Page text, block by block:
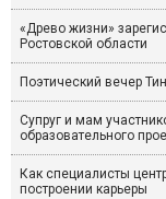
«Древо жизни»
Ростовской области
Поэтический вечер
Супруг и мам
образовательного
Как специалисты
построении карьеры